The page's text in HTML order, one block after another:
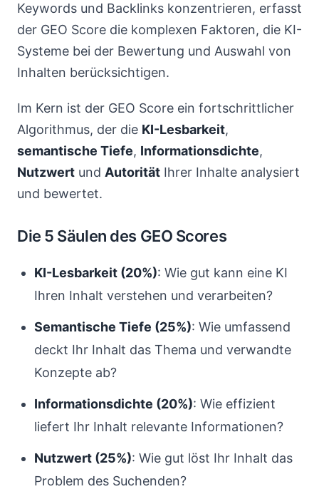
Keywords und Backlinks konzentrieren, erfasst
der GEO Score die komplexen Faktoren, die KI-
Systeme bei der Bewertung und Auswahl von
Inhalten berücksichtigen.
Im Kern ist der GEO Score ein fortschrittlicher
Algorithmus, der die KI-Lesbarkeit,
semantische Tiefe, Informationsdichte,
Nutzwert und Autorität Ihrer Inhalte analysiert
und bewertet.
Die 5 Säulen des GEO Scores
KI-Lesbarkeit (20%): Wie gut kann eine KI
Ihren Inhalt verstehen und verarbeiten?
Semantische Tiefe (25%): Wie umfassend
deckt Ihr Inhalt das Thema und verwandte
Konzepte ab?
Informationsdichte (20%): Wie effizient
liefert Ihr Inhalt relevante Informationen?
Nutzwert (25%): Wie gut löst Ihr Inhalt das
Problem des Suchenden?